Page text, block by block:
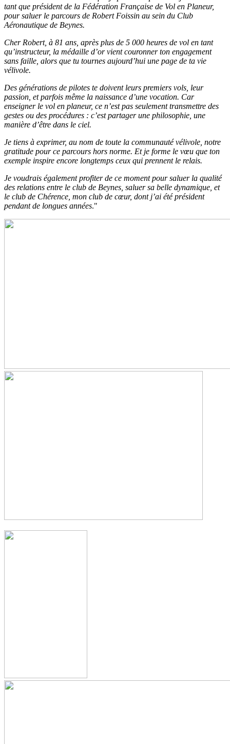
tant que président de la Fédération Française de Vol en Planeur,
pour saluer le parcours de Robert Foissin au sein du Club
Aéronautique de Beynes.
Cher Robert, à 81 ans, après plus de 5 000 heures de vol en tant
qu’instructeur, la médaille d’or vient couronner ton engagement
sans faille, alors que tu tournes aujourd’hui une page de ta vie
vélivole.
Des générations de pilotes te doivent leurs premiers vols, leur
passion, et parfois même la naissance d’une vocation. Car
enseigner le vol en planeur, ce n’est pas seulement transmettre des
gestes ou des procédures : c’est partager une philosophie, une
manière d’être dans le ciel.
Je tiens à exprimer, au nom de toute la communauté vélivole, notre
gratitude pour ce parcours hors norme. Et je forme le vœu que ton
exemple inspire encore longtemps ceux qui prennent le relais.
Je voudrais également profiter de ce moment pour saluer la qualité
des relations entre le club de Beynes, saluer sa belle dynamique, et
le club de Chérence, mon club de cœur, dont j’ai été président
pendant de longues années."